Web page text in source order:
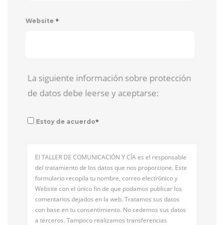
Website *
La siguiente información sobre protección
de datos debe leerse y aceptarse:
Estoy de acuerdo*
El TALLER DE COMUNICACIÓN Y CÍA es el responsable
del tratamiento de los datos que nos proporcione. Este
formulario recopila tu nombre, correo electrónico y
Website con el único fin de que podamos publicar los
comentarios dejados en la web. Tratamos sus datos
con base en tu consentimiento. No cedemos sus datos
a terceros. Tampoco realizamos transferencias